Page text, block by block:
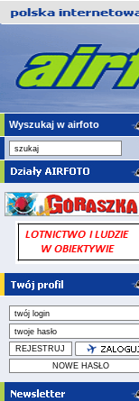
Wyszukaj w airfoto